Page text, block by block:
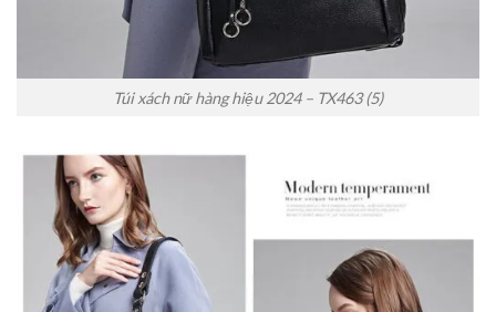
Túi xách nữ hàng hiệu 2024 – TX463 (5)